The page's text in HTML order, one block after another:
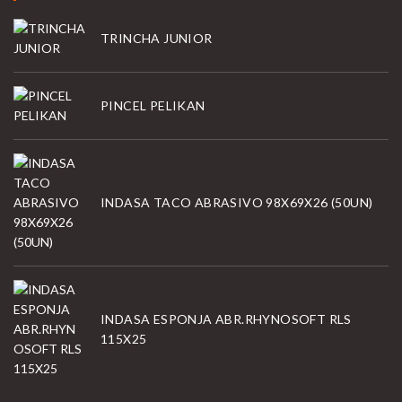
TRINCHA JUNIOR
PINCEL PELIKAN
INDASA TACO ABRASIVO 98X69X26 (50UN)
INDASA ESPONJA ABR.RHYNOSOFT RLS
115X25